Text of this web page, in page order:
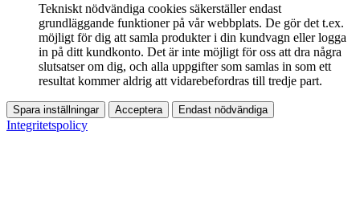
Tekniskt nödvändiga cookies säkerställer endast
grundläggande funktioner på vår webbplats. De gör det t.ex.
möjligt för dig att samla produkter i din kundvagn eller logga
in på ditt kundkonto. Det är inte möjligt för oss att dra några
slutsatser om dig, och alla uppgifter som samlas in som ett
resultat kommer aldrig att vidarebefordras till tredje part.
Spara inställningar Acceptera Endast nödvändiga
Integritetspolicy